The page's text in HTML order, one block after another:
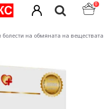
0
болести на обмяната на веществата